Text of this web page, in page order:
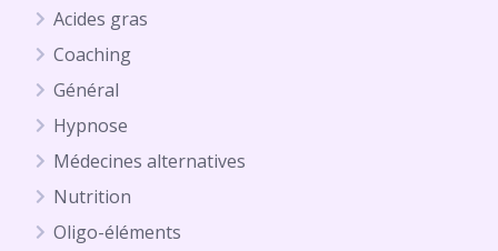
Acides gras
Coaching
Général
Hypnose
Médecines alternatives
Nutrition
Oligo-éléments